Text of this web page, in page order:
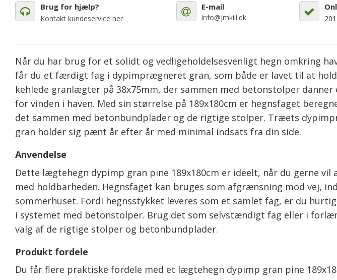
Brug for hjælp?
Kontakt kundeservice her
E-mail
info@jmkiil.dk
Når du har brug for et solidt og vedligeholdelsesvenligt hegn omkring
får du et færdigt fag i dypimprægneret gran, som både er lavet til at
kehlede granlægter på 38x75mm, der sammen med betonstolper
for vinden i haven. Med sin størrelse på 189x180cm er hegnsfaget
det sammen med betonbundplader og de rigtige stolper. Træets
gran holder sig pænt år efter år med minimal indsats fra din side.
Anvendelse
Dette lægtehegn dypimp gran pine 189x180cm er ideelt, når du gerne
med holdbarheden. Hegnsfaget kan bruges som afgrænsning mod vej,
sommerhuset. Fordi hegnsstykket leveres som et samlet fag, er du
i systemet med betonstolper. Brug det som selvstændigt fag eller i
valg af de rigtige stolper og betonbundplader.
Produkt fordele
Du får flere praktiske fordele med et lægtehegn dypimp gran pine